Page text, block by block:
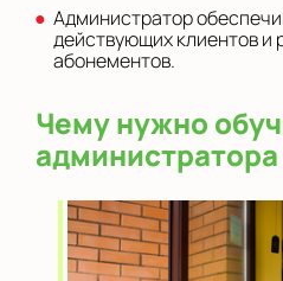
Администратор
действующих клиентов и
абонементов.
Чему нужно
администратора